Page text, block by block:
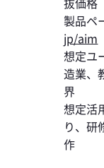
製品ペ
jp/aim
想定ユ
造業、
界
想定活
り、研
作